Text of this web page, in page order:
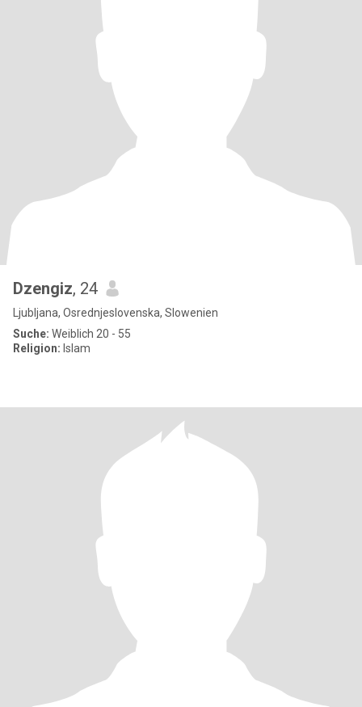
Dzengiz, 24
Ljubljana, Osrednjeslovenska, Slowenien
Suche: Weiblich 20 - 55
Religion: Islam